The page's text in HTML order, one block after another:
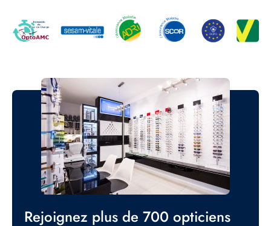
Image
Titre
Rejoignez plus de 700 opticiens